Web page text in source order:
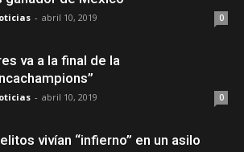
- abril 10, 2019 0
va a la final de la
- abril 10, 2019 0
vivían “infierno” en un asilo